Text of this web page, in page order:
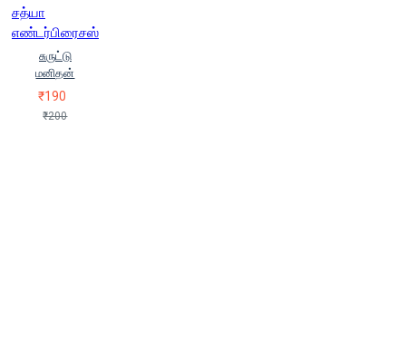
சத்யா
எண்டர்பிரைசஸ்
சுருட்டு
மனிதன்
₹190
₹200